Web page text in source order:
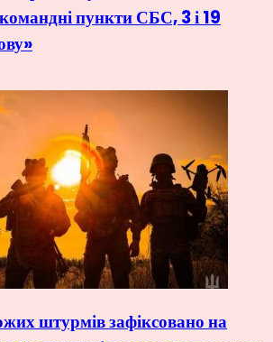
пункти СБС, 3 і 19
штурмів зафіксовано на